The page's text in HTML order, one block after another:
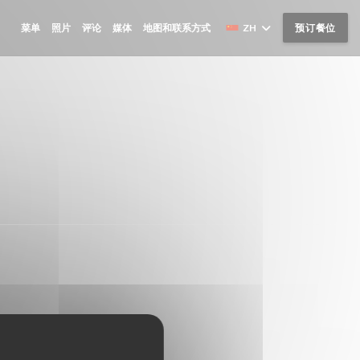
菜单 照片 评论 媒体 地图和联系方式 ZH 预订餐位